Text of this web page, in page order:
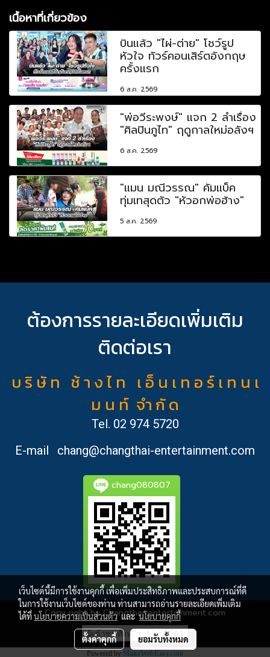
เนื้อหาที่เกี่ยวข้อง
บินแล้ว "ไผ่-ต่าย" โชว์รูป
หัวใจ ทัวร์คอนเสิร์ตอังกฤษ
ครั้งแรก
6 ส.ค. 2569
"พ่อวีระพงษ์" แจก 2 ลำเรื่อง
"ศิลปินภูไท" ฤดูกาลใหม่อลังฯ
6 ส.ค. 2569
"แมน มณีวรรณ" คัมแบ็ค
ทุ่มเทสุดตัว "หัวอกพ่อฮ้าง"
5 ส.ค. 2569
ต้องการรายละเอียดเพิ่มเติม
ติดต่อเรา
บ ริ ษั ท ช้ า ง ไ ท เ อ็ น เ ท อ ร์ เ ท น เ
ม น ท์ จำ กั ด
Tel. 02 974 5720
E-mail
chang@changthai-entertainment.com
chang080807
Copy right by Changthai-entertainment.com
ผู้เข้าชมทั้งหมด 4,553,591
Powered by MakeWebEasy.com
เว็บไซต์นี้มีการใช้งานคุกกี้ เพื่อเพิ่มประสิทธิภาพและประสบการณ์ที่ดี
ในการใช้งานเว็บไซต์ของท่าน ท่านสามารถอ่านรายละเอียดเพิ่มเติม
ได้ที่นโยบายความเป็นส่วนตัวและนโยบายคุกกี้
ตั้งค่าคุกกี้ ยอมรับทั้งหมด